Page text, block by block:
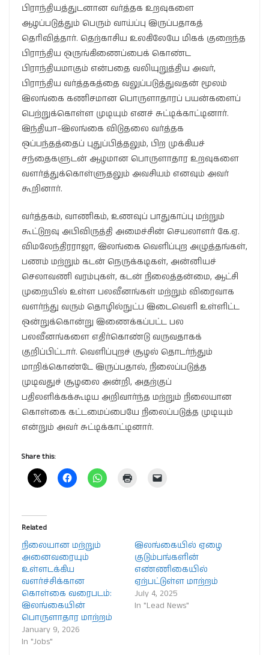
பிராந்தியத்துடனான வர்த்தக உறவுகளை
ஆழப்படுத்தும் பெரும் வாய்ப்பு இருப்பதாகத்
தெரிவித்தார். தெற்காசிய உலகிலேயே மிகக் குறைந்த
பிராந்திய ஒருங்கிணைப்பைக் கொண்ட
பிராந்தியமாகும் என்பதை வலியுறுத்திய அவர்,
பிராந்திய வர்த்தகத்தை வலுப்படுத்துவதன் மூலம்
இலங்கை கணிசமான பொருளாதாரப் பயன்களைப்
பெற்றுக்கொள்ள முடியும் எனச் சுட்டிக்காட்டினார்.
இந்தியா–இலங்கை விடுதலை வர்த்தக
ஒப்பந்தத்தைப் புதுப்பித்தலும், பிற முக்கியச்
சந்தைகளுடன் ஆழமான பொருளாதார உறவுகளை
வளர்த்துக்கொள்ளுதலும் அவசியம் எனவும் அவர்
கூறினார்.
வர்த்தகம், வாணிகம், உணவுப் பாதுகாப்பு மற்றும்
கூட்டுறவு அபிவிருத்தி அமைச்சின் செயலாளர் கே.ஏ.
விமலேந்திரராஜா, இலங்கை வெளிப்புற அழுத்தங்கள்,
பணம் மற்றும் கடன் நெருக்கடிகள், அன்னியச்
செலாவணி வரம்புகள், கடன் நிலைத்தன்மை, ஆட்சி
முறையில் உள்ள பலவீனங்கள் மற்றும் விரைவாக
வளர்ந்து வரும் தொழில்நுட்ப இடைவெளி உள்ளிட்ட
ஒன்றுக்கொன்று இணைக்கப்பட்ட பல
பலவீனங்களை எதிர்கொண்டு வருவதாகக்
குறிப்பிட்டார். வெளிப்புறச் சூழல் தொடர்ந்தும்
மாறிக்கொண்டே இருப்பதால், நிலைப்படுத்த
முடிவதுச் சூழலை அன்றி, அதற்குப்
பதிலளிக்கக்கூடிய அறிவார்ந்த மற்றும் நிலையான
கொள்கை கட்டமைப்பையே நிலைப்படுத்த முடியும்
என்றும் அவர் சுட்டிக்காட்டினார்.
Share this:
Related
நிலையான மற்றும்
அனைவரையும்
உள்ளடக்கிய
வளர்ச்சிக்கான
கொள்கை வரைபடம்:
இலங்கையின்
பொருளாதார மாற்றம்
January 9, 2026
In "Jobs"
இலங்கையில் ஏழை
குடும்பங்களின்
எண்ணிகையில்
ஏற்பட்டுள்ள மாற்றம்
July 4, 2025
In "Lead News"